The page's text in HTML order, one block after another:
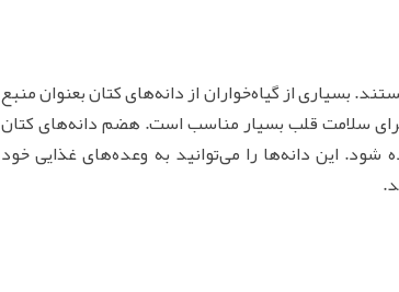
کتان زمینی و روغن کتان حاوی روغن‌های امگا 3 هستند. بسیاری از گیاه‌خواران از دانه‌های کتان بعنوان منبع
گیاهی برای سلامت قلب بسیار مناسب است. هضم دانه‌های کتان
شود. این دانه‌ها را می‌توانید به وعده‌های غذایی خود